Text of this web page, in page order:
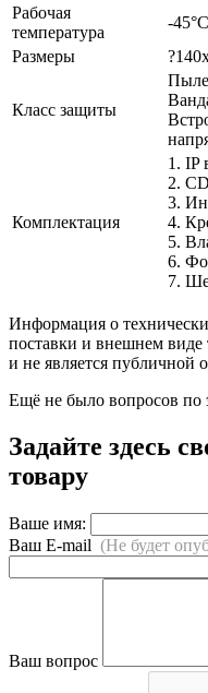
Рабочая
температура
-
Размеры
Класс защиты
Комплектация
1. IP
2.
3.
4.
5.
6.
7.
Информация о
поставки и внешнем виде
и не является публичной
Ещё не было вопросов по
Задайте здесь
товару
Ваше имя:
Ваш E-mail (Не будет
Ваш вопрос